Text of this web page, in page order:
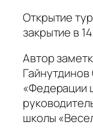
Открытие
закрытие в
Автор
«Федерации
школы